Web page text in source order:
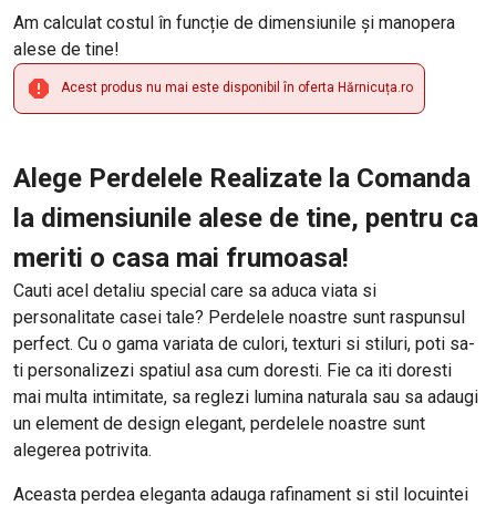
Am calculat costul în funcție de dimensiunile și manopera
alese de tine!
Acest produs nu mai este disponibil în oferta Hărnicuța.ro
Alege Perdelele Realizate la Comanda
la dimensiunile alese de tine, pentru ca
meriti o casa mai frumoasa!
Cauti acel detaliu special care sa aduca viata si
personalitate casei tale? Perdelele noastre sunt raspunsul
perfect. Cu o gama variata de culori, texturi si stiluri, poti sa-
ti personalizezi spatiul asa cum doresti. Fie ca iti doresti
mai multa intimitate, sa reglezi lumina naturala sau sa adaugi
un element de design elegant, perdelele noastre sunt
alegerea potrivita.
Aceasta perdea eleganta adauga rafinament si stil locuintei